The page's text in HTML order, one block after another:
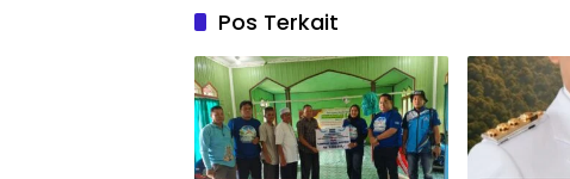
Pos Terkait